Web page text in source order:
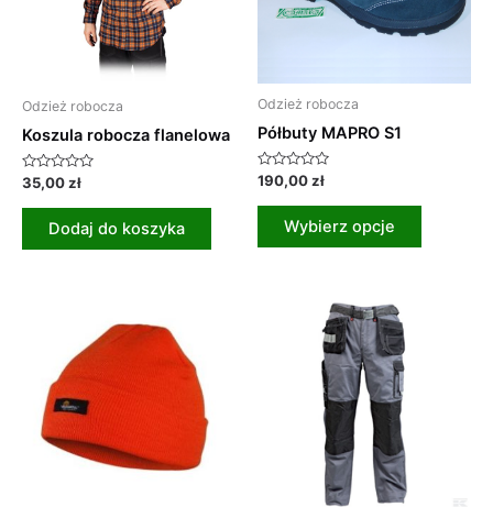
Odzież robocza
Koszula robocza flanelowa
Oceniono
na
35,00zł
Dodaj do koszyka
Odzież robocza
Półbuty MAPRO S1
Oceniono
na
190,00zł
Wybierz opcje
Opcje
można